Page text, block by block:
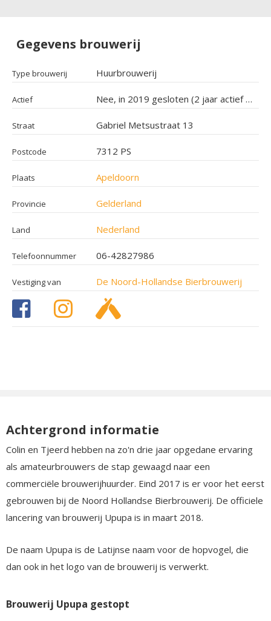
Gegevens brouwerij
Type brouwerij Huurbrouwerij
Actief Nee, in 2019 gesloten (2 jaar actief geweest)
Straat Gabriel Metsustraat 13
Postcode 7312 PS
Plaats Apeldoorn
Provincie Gelderland
Land Nederland
Telefoonnummer 06-42827986
Vestiging van De Noord-Hollandse Bierbrouwerij
Achtergrond informatie
Colin en Tjeerd hebben na zo'n drie jaar opgedane ervaring
als amateurbrouwers de stap gewaagd naar een
commerciële brouwerijhuurder. Eind 2017 is er voor het eerst
gebrouwen bij de Noord Hollandse Bierbrouwerij. De officiele
lancering van brouwerij Upupa is in maart 2018.
De naam Upupa is de Latijnse naam voor de hopvogel, die
dan ook in het logo van de brouwerij is verwerkt.
Brouwerij Upupa gestopt